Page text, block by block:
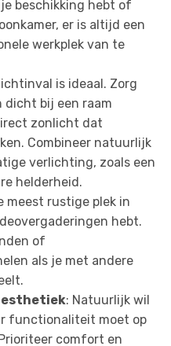
beschikking hebt of
er is altijd een
werkplek van te
is ideaal. Zorg
dicht bij een raam
zonlicht dat
Combineer natuurlijk
verlichting, zoals een
helderheid.
meest rustige plek in
hebt.
of
als je met andere
: Natuurlijk wil
functionaliteit moet op
comfort en